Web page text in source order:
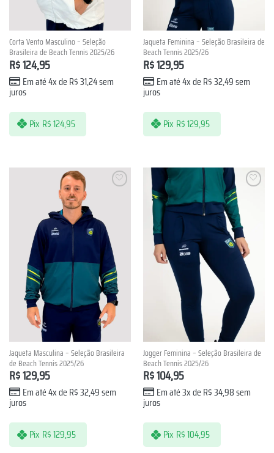
Corta Vento Masculino – Seleção
Brasileira de Beach Tennis 2025/26
R$124,95
Em até 4x de R$31,24sem
juros
Pix R$124,95
Jaqueta Feminina – Seleção Brasileira de
Beach Tennis 2025/26
R$129,95
Em até 4x de R$32,49sem
juros
Pix R$129,95
Jaqueta Masculina – Seleção Brasileira
de Beach Tennis 2025/26
R$129,95
Em até 4x de R$32,49sem
juros
Pix R$129,95
Jogger Feminina – Seleção Brasileira de
Beach Tennis 2025/26
R$104,95
Em até 3x de R$34,98sem
juros
Pix R$104,95